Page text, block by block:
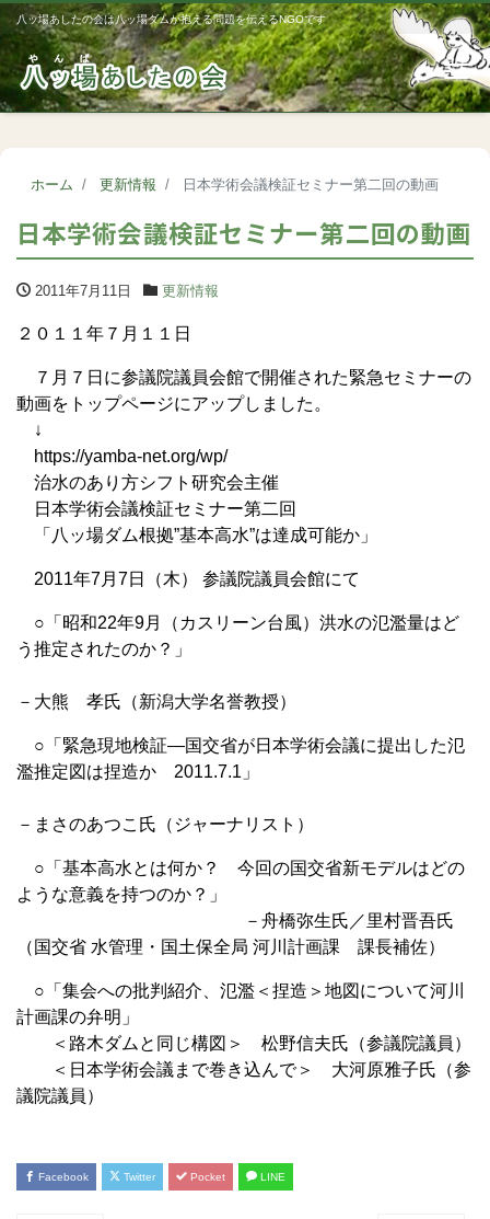
八ッ場あしたの会は八ッ場ダムが抱える問題を伝えるNGOです
ホーム 更新情報 日本学術会議検証セミナー第二回の動画
日本学術会議検証セミナー第二回の動画
2011年7月11日 更新情報
２０１１年７月１１日
７月７日に参議院議員会館で開催された緊急セミナーの
動画をトップページにアップしました。
↓
https://yamba-net.org/wp/
治水のあり方シフト研究会主催
日本学術会議検証セミナー第二回
「八ッ場ダム根拠”基本高水”は達成可能か」
2011年7月7日（木） 参議院議員会館にて
○「昭和22年9月（カスリーン台風）洪水の氾濫量はど
う推定されたのか？」
－大熊 孝氏（新潟大学名誉教授）
○「緊急現地検証―国交省が日本学術会議に提出した氾
濫推定図は捏造か 2011.7.1」
－まさのあつこ氏（ジャーナリスト）
○「基本高水とは何か？ 今回の国交省新モデルはどの
ような意義を持つのか？」
－舟橋弥生氏／里村晋吾氏
（国交省 水管理・国土保全局 河川計画課 課長補佐）
○「集会への批判紹介、氾濫＜捏造＞地図について河川
計画課の弁明」
＜路木ダムと同じ構図＞ 松野信夫氏（参議院議員）
＜日本学術会議まで巻き込んで＞ 大河原雅子氏（参
議院議員）
Facebook Twitter Pocket LINE